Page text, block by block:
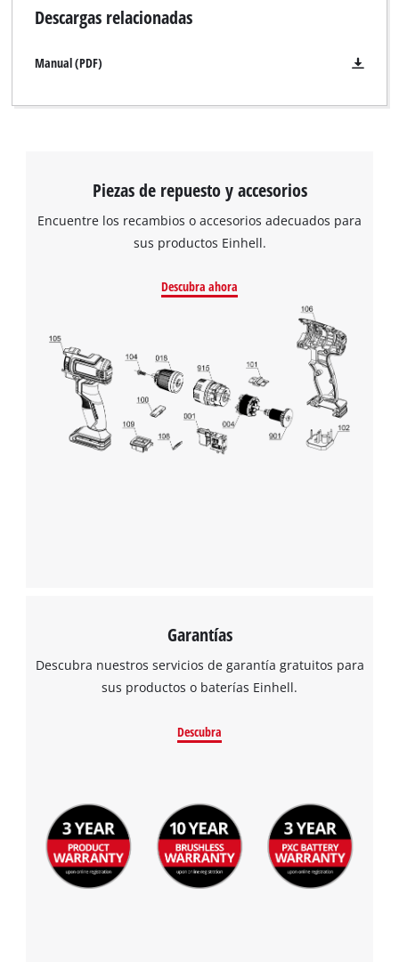
Descargas relacionadas
Manual (PDF)
Piezas de repuesto y accesorios
Encuentre los recambios o accesorios adecuados para
sus productos Einhell.
Descubra ahora
Garantías
Descubra nuestros servicios de garantía gratuitos para
sus productos o baterías Einhell.
Descubra